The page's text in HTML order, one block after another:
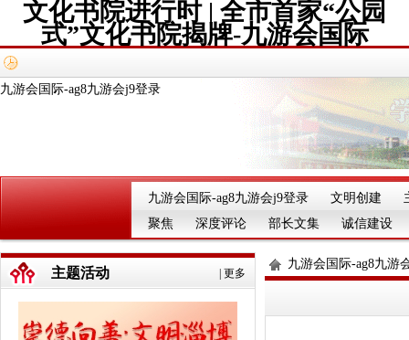
文化书院进行时 | 全市首家“公园
式”文化书院揭牌-九游会国际
九游会国际-ag8九游会j9登录
九游会国际-ag8九游会j9登录 文明创建
聚焦
深度评论 部长文集 诚信建设
更多
主题活动
九游会国际-ag8九游